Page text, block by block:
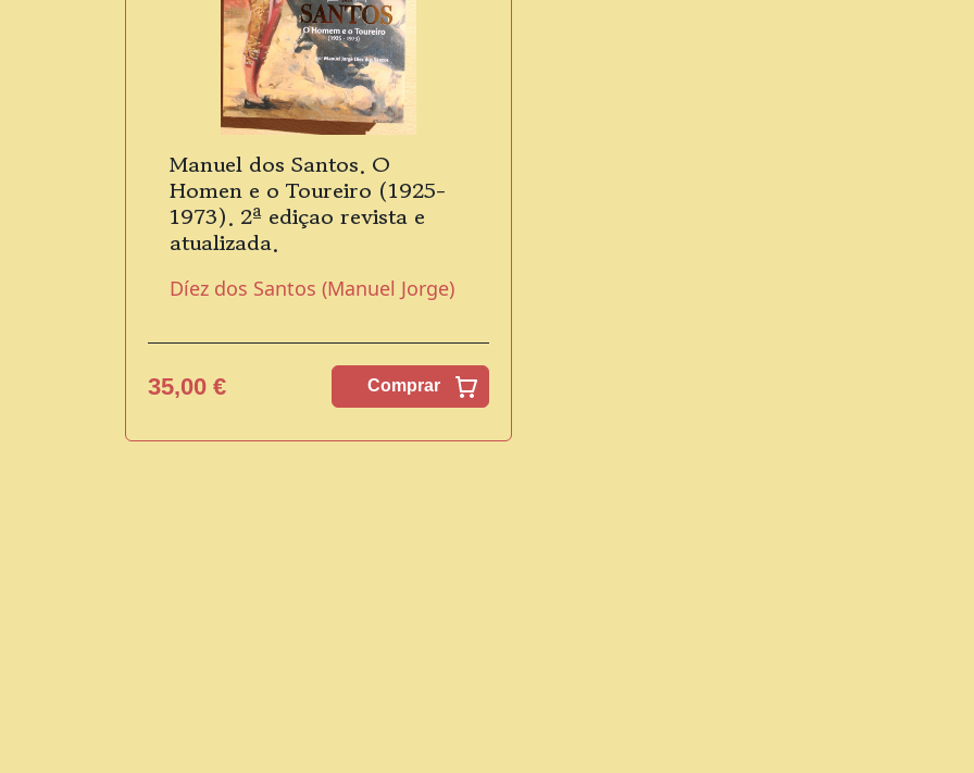
Manuel dos Santos. O
Homen e o Toureiro (1925-
1973). 2ª ediçao revista e
atualizada.
Díez dos Santos (Manuel Jorge)
35,00 € Comprar